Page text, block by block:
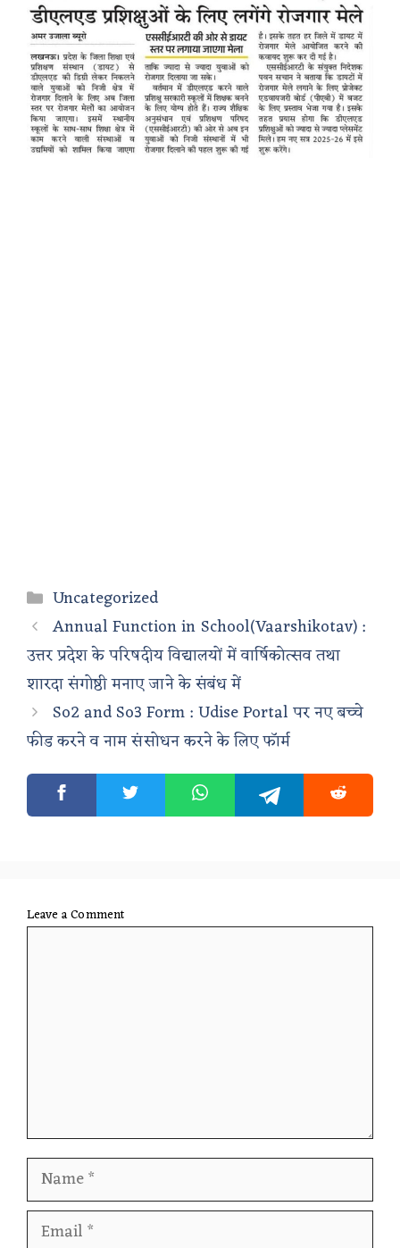
Categories
Uncategorized
Annual Function in School(Vaarshikotav) :
उत्तर प्रदेश के परिषदीय विद्यालयों में वार्षिकोत्सव तथा
शारदा संगोष्ठी मनाए जाने के संबंध में
So2 and So3 Form : Udise Portal पर नए बच्चे
फीड करने व नाम संसोधन करने के लिए फॉर्म
Leave a Comment
Name
Email